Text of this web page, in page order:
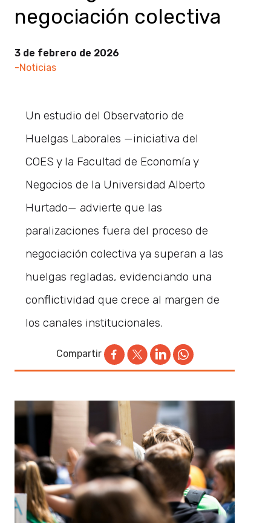
negociación colectiva
3 de febrero de 2026
-Noticias
Un estudio del Observatorio de
Huelgas Laborales —iniciativa del
COES y la Facultad de Economía y
Negocios de la Universidad Alberto
Hurtado— advierte que las
paralizaciones fuera del proceso de
negociación colectiva ya superan a las
huelgas regladas, evidenciando una
conflictividad que crece al margen de
los canales institucionales.
Compartir